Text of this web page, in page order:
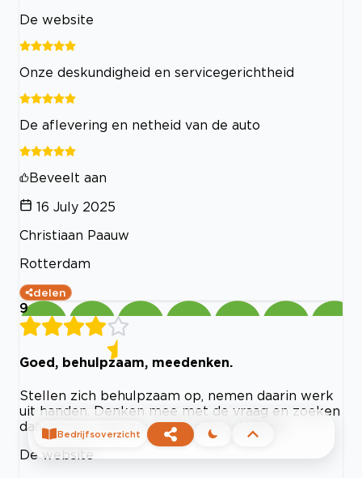
De website
Onze deskundigheid en servicegerichtheid
De aflevering en netheid van de auto
Beveelt aan
16 July 2025
Christiaan Paauw
Rotterdam
delen
9
Goed, behulpzaam, meedenken.
Stellen zich behulpzaam op, nemen daarin werk
uit handen. Denken mee met de vraag en zoeken
daarbinnen naar een passende oplossing.
De website
Bedrijfsoverzicht